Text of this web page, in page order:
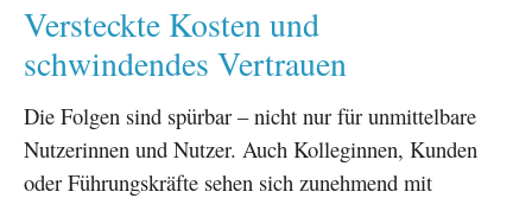
Versteckte Kosten und
schwindendes Vertrauen
Die Folgen sind spürbar – nicht nur für unmittelbare
Nutzerinnen und Nutzer. Auch Kolleginnen, Kunden
oder Führungskräfte sehen sich zunehmend mit